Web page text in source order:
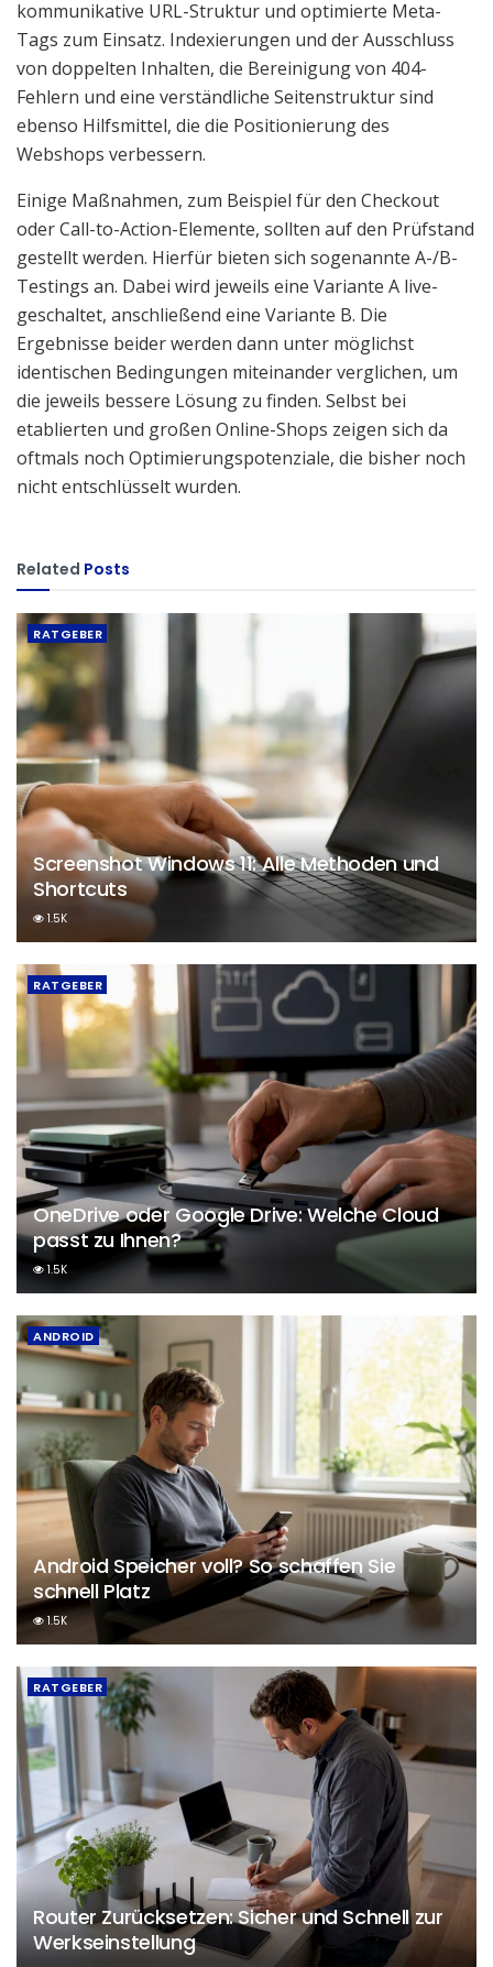
kommunikative URL-Struktur und optimierte Meta-
Tags zum Einsatz. Indexierungen und der Ausschluss
von doppelten Inhalten, die Bereinigung von 404-
Fehlern und eine verständliche Seitenstruktur sind
ebenso Hilfsmittel, die die Positionierung des
Webshops verbessern.
Einige Maßnahmen, zum Beispiel für den Checkout
oder Call-to-Action-Elemente, sollten auf den Prüfstand
gestellt werden. Hierfür bieten sich sogenannte A-/B-
Testings an. Dabei wird jeweils eine Variante A live-
geschaltet, anschließend eine Variante B. Die
Ergebnisse beider werden dann unter möglichst
identischen Bedingungen miteinander verglichen, um
die jeweils bessere Lösung zu finden. Selbst bei
etablierten und großen Online-Shops zeigen sich da
oftmals noch Optimierungspotenziale, die bisher noch
nicht entschlüsselt wurden.
Related Posts
RATGEBER
Screenshot Windows 11: Alle Methoden und
Shortcuts
1.5K
RATGEBER
OneDrive oder Google Drive: Welche Cloud
passt zu Ihnen?
1.5K
ANDROID
Android Speicher voll? So schaffen Sie
schnell Platz
1.5K
RATGEBER
Router Zurücksetzen: Sicher und Schnell zur
Werkseinstellung